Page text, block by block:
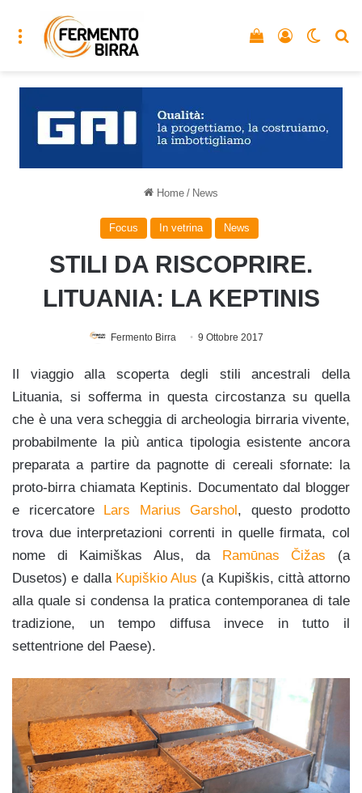
Menu Accedi
Vedi il carrello
Home / News
Focus In vetrina News
STILI DA RISCOPRIRE.
LITUANIA: LA KEPTINIS
Fermento Birra 9 Ottobre 2017
Il viaggio alla scoperta degli stili ancestrali della
Lituania, si sofferma in questa circostanza su quella
che è una vera scheggia di archeologia birraria vivente,
probabilmente la più antica tipologia esistente ancora
preparata a partire da pagnotte di cereali sfornate: la
proto-birra chiamata Keptinis. Documentato dal blogger
e ricercatore Lars Marius Garshol, questo prodotto
trova due interpretazioni correnti in quelle firmata, col
nome di Kaimiškas Alus, da Ramūnas Čižas (a
Dusetos) e dalla Kupiškio Alus (a Kupiškis, città attorno
alla quale si condensa la pratica contemporanea di tale
tradizione, un tempo diffusa invece in tutto il
settentrione del Paese).